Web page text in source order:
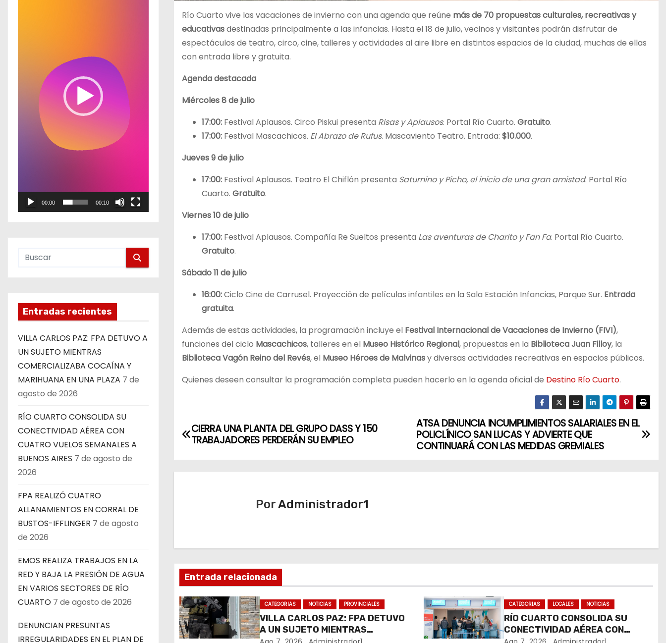
d
00:00 00:10
Entradas recientes
VILLA CARLOS PAZ: FPA DETUVO A
UN SUJETO MIENTRAS
COMERCIALIZABA COCAÍNA Y
MARIHUANA EN UNA PLAZA 7 de
agosto de 2026
RÍO CUARTO CONSOLIDA SU
CONECTIVIDAD AÉREA CON
CUATRO VUELOS SEMANALES A
BUENOS AIRES 7 de agosto de
2026
FPA REALIZÓ CUATRO
ALLANAMIENTOS EN CORRAL DE
BUSTOS-IFFLINGER 7 de agosto
de 2026
EMOS REALIZA TRABAJOS EN LA
RED Y BAJA LA PRESIÓN DE AGUA
EN VARIOS SECTORES DE RÍO
CUARTO 7 de agosto de 2026
DENUNCIAN PRESUNTAS
IRREGULARIDADES EN EL PLAN DE
Río Cuarto vive las vacaciones de invierno con una agenda que reúne más de 70 propuestas culturales, recreativas y
educativasdestinadas principalmente a las infancias. Hasta el 18 de julio, vecinos y visitantes podrán disfrutar de
espectáculos de teatro, circo, cine, talleres y actividades al aire libre en distintos espacios de la ciudad, muchas de ellas
con entrada libre y gratuita.
Agenda destacada
Miércoles 8 de julio
17:00: Festival Aplausos. Circo Piskui presenta Risas y Aplausos. Portal Río Cuarto. Gratuito.
17:00: Festival Mascachicos. El Abrazo de Rufus. Mascaviento Teatro. Entrada: $10.000.
Jueves 9 de julio
17:00: Festival Aplausos. Teatro El Chiflón presenta Saturnino y Picho, el inicio de una gran amistad. Portal Río
Cuarto. Gratuito.
Viernes 10 de julio
17:00: Festival Aplausos. Compañía Re Sueltos presenta Las aventuras de Charito y Fan Fa. Portal Río Cuarto.
Gratuito.
Sábado 11 de julio
16:00:Ciclo Cine de Carrusel. Proyección de películas infantiles en la Sala Estación Infancias, Parque Sur. Entrada
gratuita.
Además de estas actividades, la programación incluye el Festival Internacional de Vacaciones de Invierno (FIVI),
funciones del ciclo Mascachicos, talleres en el Museo Histórico Regional, propuestas en la Biblioteca Juan Filloy, la
Biblioteca Vagón Reino del Revés, el Museo Héroes de Malvinasy diversas actividades recreativas en espacios públicos.
Quienes deseen consultar la programación completa pueden hacerlo en la agenda oficial de Destino Río Cuarto.
N
v
c
i
ó
n
d
ATSA DENUNCIA INCUMPLIMIENTOS SALARIALES EN EL
POLICLÍNICO SAN LUCAS Y ADVIERTE QUE
CONTINUARÁ CON LAS MEDIDAS GREMIALES
CIERRA UNA PLANTA DEL GRUPO DASS Y 150
TRABAJADORES PERDERÁN SU EMPLEO
PorAdministrador1
Entrada relacionada
CATEGORIAS NOTICIAS PROVINCIALES
VILLA CARLOS PAZ: FPA DETUVO
A UN SUJETO MIENTRAS
CATEGORIAS LOCALES NOTICIAS
RÍO CUARTO CONSOLIDA SU
CONECTIVIDAD AÉREA CON